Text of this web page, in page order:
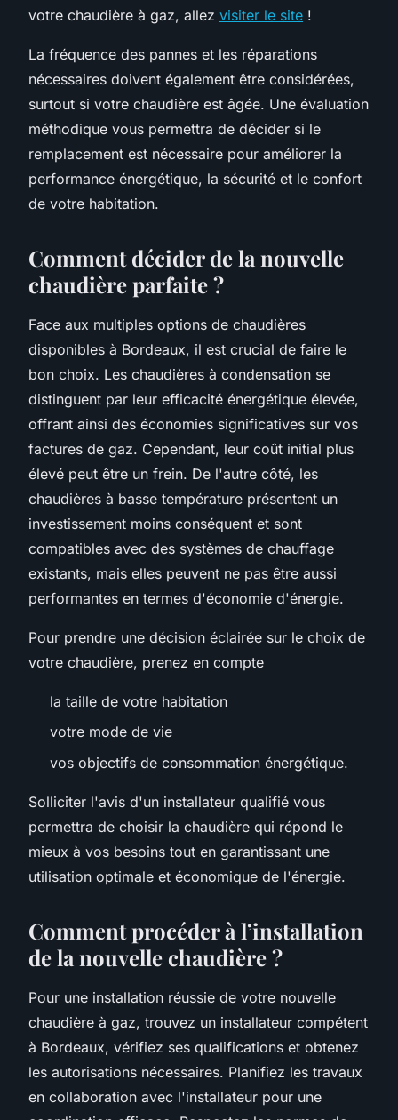
votre chaudière à gaz, allez visiter le site !
La fréquence des pannes et les réparations
nécessaires doivent également être considérées,
surtout si votre chaudière est âgée. Une évaluation
méthodique vous permettra de décider si le
remplacement est nécessaire pour améliorer la
performance énergétique, la sécurité et le confort
de votre habitation.
Comment décider de la nouvelle
chaudière parfaite ?
Face aux multiples options de chaudières
disponibles à Bordeaux, il est crucial de faire le
bon choix. Les chaudières à condensation se
distinguent par leur efficacité énergétique élevée,
offrant ainsi des économies significatives sur vos
factures de gaz. Cependant, leur coût initial plus
élevé peut être un frein. De l'autre côté, les
chaudières à basse température présentent un
investissement moins conséquent et sont
compatibles avec des systèmes de chauffage
existants, mais elles peuvent ne pas être aussi
performantes en termes d'économie d'énergie.
Pour prendre une décision éclairée sur le choix de
votre chaudière, prenez en compte
la taille de votre habitation
votre mode de vie
vos objectifs de consommation énergétique.
Solliciter l'avis d'un installateur qualifié vous
permettra de choisir la chaudière qui répond le
mieux à vos besoins tout en garantissant une
utilisation optimale et économique de l'énergie.
Comment procéder à l’installation
de la nouvelle chaudière ?
Pour une installation réussie de votre nouvelle
chaudière à gaz, trouvez un installateur compétent
à Bordeaux, vérifiez ses qualifications et obtenez
les autorisations nécessaires. Planifiez les travaux
en collaboration avec l'installateur pour une